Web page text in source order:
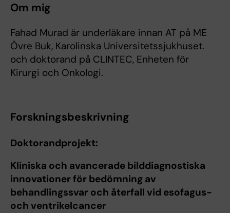
Om mig
Fahad Murad är underläkare innan AT på ME
Övre Buk, Karolinska Universitetssjukhuset.
och doktorand på CLINTEC, Enheten för
Kirurgi och Onkologi.
Forskningsbeskrivning
Doktorandprojekt:
Kliniska och avancerade bilddiagnostiska
innovationer för bedömning av
behandlingssvar och återfall vid esofagus-
och ventrikelcancer